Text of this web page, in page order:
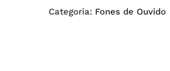
Categoria: Fones de Ouvido